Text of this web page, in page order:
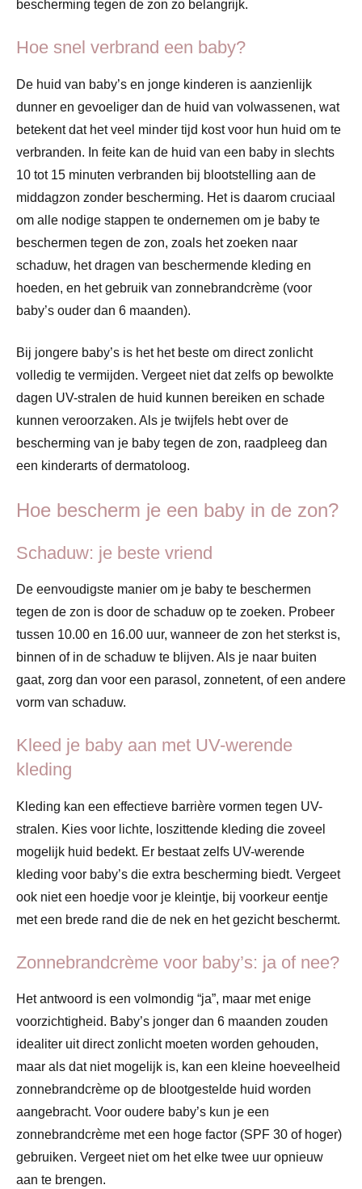
bescherming tegen de zon zo belangrijk.
Hoe snel verbrand een baby?
De huid van baby’s en jonge kinderen is aanzienlijk
dunner en gevoeliger dan de huid van volwassenen, wat
betekent dat het veel minder tijd kost voor hun huid om te
verbranden. In feite kan de huid van een baby in slechts
10 tot 15 minuten verbranden bij blootstelling aan de
middagzon zonder bescherming. Het is daarom cruciaal
om alle nodige stappen te ondernemen om je baby te
beschermen tegen de zon, zoals het zoeken naar
schaduw, het dragen van beschermende kleding en
hoeden, en het gebruik van zonnebrandcrème (voor
baby’s ouder dan 6 maanden).
Bij jongere baby’s is het het beste om direct zonlicht
volledig te vermijden. Vergeet niet dat zelfs op bewolkte
dagen UV-stralen de huid kunnen bereiken en schade
kunnen veroorzaken. Als je twijfels hebt over de
bescherming van je baby tegen de zon, raadpleeg dan
een kinderarts of dermatoloog.
Hoe bescherm je een baby in de zon?
Schaduw: je beste vriend
De eenvoudigste manier om je baby te beschermen
tegen de zon is door de schaduw op te zoeken. Probeer
tussen 10.00 en 16.00 uur, wanneer de zon het sterkst is,
binnen of in de schaduw te blijven. Als je naar buiten
gaat, zorg dan voor een parasol, zonnetent, of een andere
vorm van schaduw.
Kleed je baby aan met UV-werende
kleding
Kleding kan een effectieve barrière vormen tegen UV-
stralen. Kies voor lichte, loszittende kleding die zoveel
mogelijk huid bedekt. Er bestaat zelfs UV-werende
kleding voor baby’s die extra bescherming biedt. Vergeet
ook niet een hoedje voor je kleintje, bij voorkeur eentje
met een brede rand die de nek en het gezicht beschermt.
Zonnebrandcrème voor baby’s: ja of nee?
Het antwoord is een volmondig “ja”, maar met enige
voorzichtigheid. Baby’s jonger dan 6 maanden zouden
idealiter uit direct zonlicht moeten worden gehouden,
maar als dat niet mogelijk is, kan een kleine hoeveelheid
zonnebrandcrème op de blootgestelde huid worden
aangebracht. Voor oudere baby’s kun je een
zonnebrandcrème met een hoge factor (SPF 30 of hoger)
gebruiken. Vergeet niet om het elke twee uur opnieuw
aan te brengen.